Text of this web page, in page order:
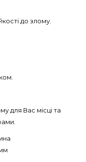
до злому.
для Вас місці та